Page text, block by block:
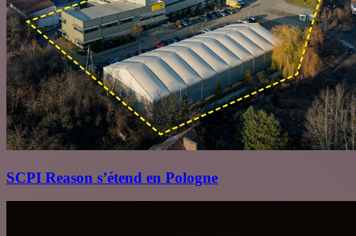
SCPI Reason s’étend en Pologne